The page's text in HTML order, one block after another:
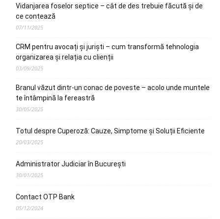
Vidanjarea foselor septice – cât de des trebuie făcută și de
ce contează
07/11/2025
CRM pentru avocați și juriști – cum transformă tehnologia
organizarea și relația cu clienții
03/09/2025
Branul văzut dintr-un conac de poveste – acolo unde muntele
te întâmpină la fereastră
30/05/2025
Totul despre Cuperoză: Cauze, Simptome și Soluții Eficiente
20/03/2025
Administrator Judiciar în București
30/01/2025
Contact OTP Bank
05/12/2024